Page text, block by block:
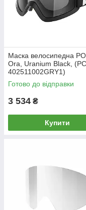
Маска велосипедна
Ora, Uranium Black, (PC
402511002GRY1)
Готово до відправки
3 534 ₴
Купити